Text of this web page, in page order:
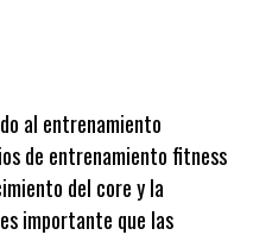
al entrenamiento
de entrenamiento fitness
del core y la
importante que las